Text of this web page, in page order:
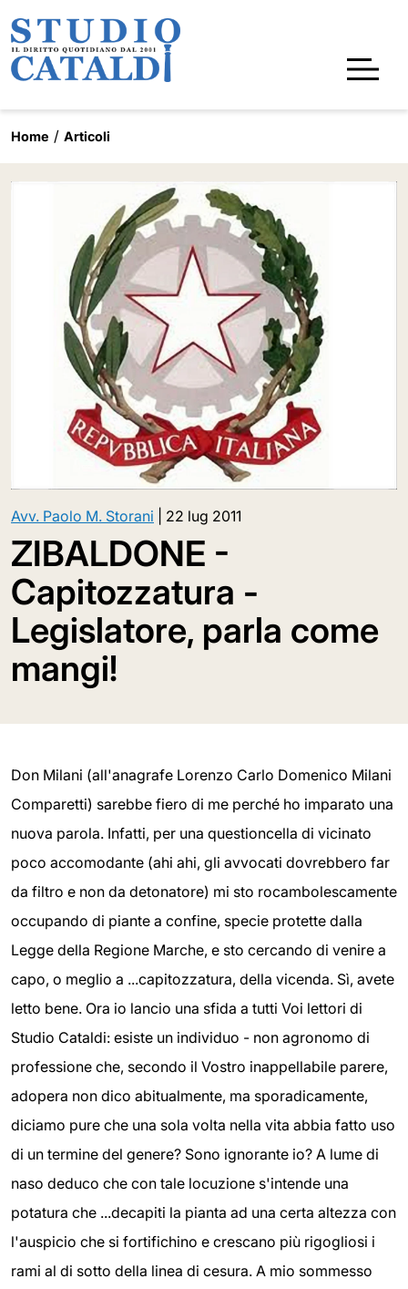
Home Articoli
Avv. Paolo M. Storani 22 lug 2011
ZIBALDONE -
Capitozzatura -
Legislatore, parla come
mangi!
Don Milani (all'anagrafe Lorenzo Carlo Domenico Milani
Comparetti) sarebbe fiero di me perché ho imparato una
nuova parola. Infatti, per una questioncella di vicinato
poco accomodante (ahi ahi, gli avvocati dovrebbero far
da filtro e non da detonatore) mi sto rocambolescamente
occupando di piante a confine, specie protette dalla
Legge della Regione Marche, e sto cercando di venire a
capo, o meglio a ...capitozzatura, della vicenda. Sì, avete
letto bene. Ora io lancio una sfida a tutti Voi lettori di
Studio Cataldi: esiste un individuo - non agronomo di
professione che, secondo il Vostro inappellabile parere,
adopera non dico abitualmente, ma sporadicamente,
diciamo pure che una sola volta nella vita abbia fatto uso
di un termine del genere? Sono ignorante io? A lume di
naso deduco che con tale locuzione s'intende una
potatura che ...decapiti la pianta ad una certa altezza con
l'auspicio che si fortifichino e crescano più rigogliosi i
rami al di sotto della linea di cesura. A mio sommesso